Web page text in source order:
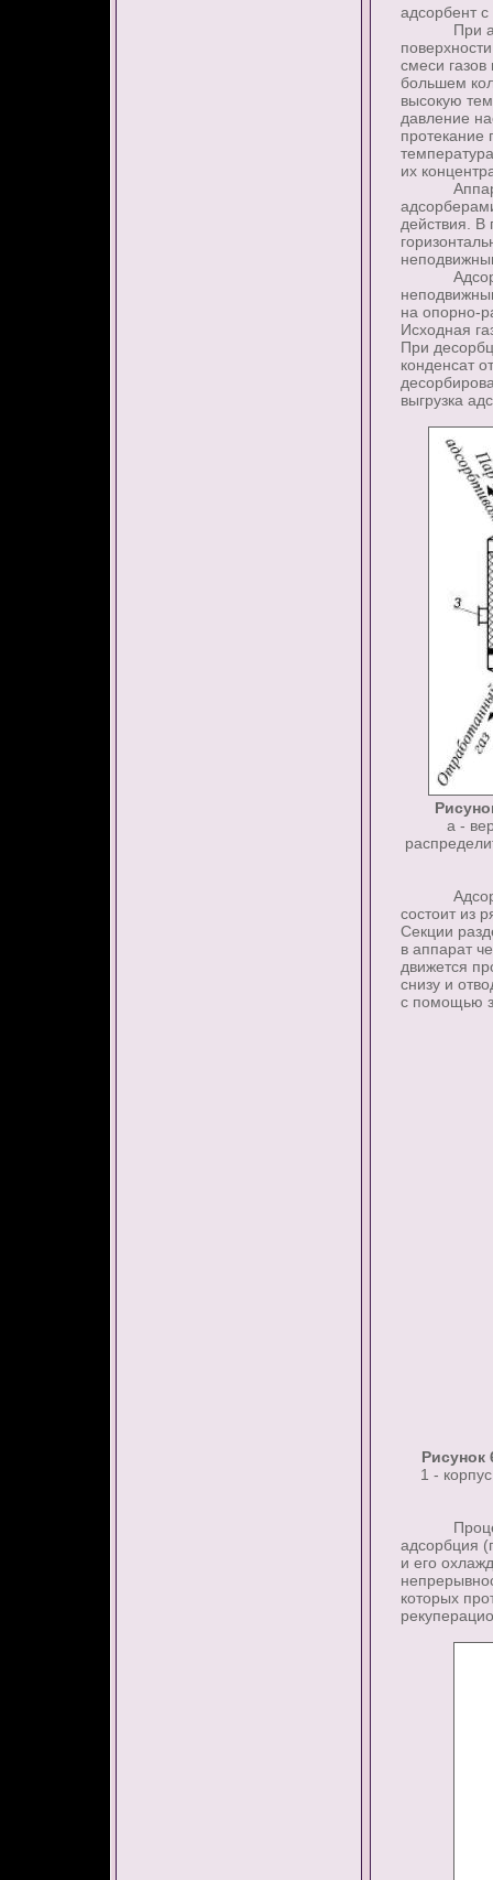
адсорбент
При
смеси
большем
высокую
давление
протекание
их
действия.
на опорно-
Исходная
При
конденсат
выгрузка
а -
Адсорбер
состоит из
Секции
в аппарат
движется
снизу и
с помощью
Рисунок
1 -
Процесс
адсорбция
и его
которых